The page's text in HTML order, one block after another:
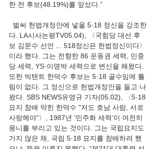
한 전 후보(48.19%)를 앞섰다.”
벌써 헌법개정안에 넣을 5·18 정신을 강조한
다. LA시사논평TV05.04), 〈국힘당 대선 후
보 김문수 선언 ... 518정신은 헌법정신이다〉
이라 했다. 그는 전향한 86 운동권 세력, 민중
당 세력, YS·이명박 세력으로 변신을 해왔다.
또한 빅텐트 한덕수 후보는 5·18 골수임에 틀
림이 없다. 그 정신으로 헌법개정안을 들고 나
왔다. SBS NEWS유영규 기자(05.02), 〈5·18
묘지 참배 막힌 한덕수 "저도 호남 사람, 서로
사랑해야"〉, 1987년 ‘민주화 세력’이 여전히
몽니를 부리고 있는 것이다. 그는 국립묘지도
가지 않은 채, 국립 5·18 묘지를 참배하려 했